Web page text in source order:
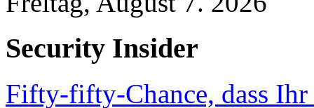
Security Insider
Fifty-fifty-Chance, dass